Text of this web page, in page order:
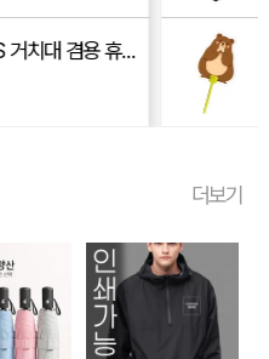
이노젠 아이쿨러 8S 거치대 겸용 휴대용 선풍기 INOZEN i-cooler 8S
더보기